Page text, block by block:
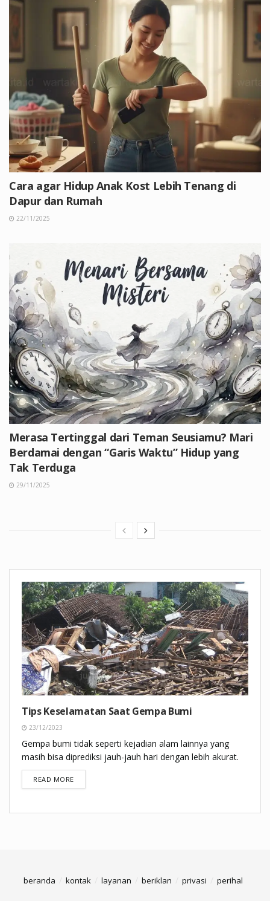
Cara agar Hidup Anak Kost Lebih Tenang di
Dapur dan Rumah
22/11/2025
Merasa Tertinggal dari Teman Seusiamu? Mari
Berdamai dengan “Garis Waktu” Hidup yang
Tak Terduga
29/11/2025
Tips Keselamatan Saat Gempa Bumi
23/12/2023
Gempa bumi tidak seperti kejadian alam lainnya yang
masih bisa diprediksi jauh-jauh hari dengan lebih akurat.
READ MOREDETAILS
beranda kontak layanan beriklan privasi perihal